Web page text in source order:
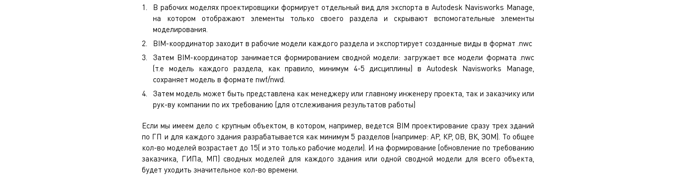
В рабочих моделях проектировщики формирует отдельный вид для экспорта в Autodesk Navisworks Manage,
на котором отображают элементы только своего раздела и скрывают вспомогательные элементы
моделирования.
BIM-координатор заходит в рабочие модели каждого раздела и экспортирует созданные виды в формат .nwc
Затем BIM-координатор занимается формированием сводной модели: загружает все модели формата .nwc
(т.е модель каждого раздела, как правило, минимум 4-5 дисциплины) в Autodesk Navisworks Manage,
сохраняет модель в формате nwf/nwd.
Затем модель может быть представлена как менеджеру или главному инженеру проекта, так и заказчику или
рук-ву компании по их требованию (для отслеживания результатов работы)
Если мы имеем дело с крупным объектом, в котором, например, ведется BIM проектирование сразу трех зданий
по ГП и для каждого здания разрабатывается как минимум 5 разделов (например: АР, КР, ОВ, ВК, ЭОМ). То общее
кол-во моделей возрастает до 15( и это только рабочие модели). И на формирование (обновление по требованию
заказчика, ГИПа, МП) сводных моделей для каждого здания или одной сводной модели для всего объекта,
будет уходить значительное кол-во времени.